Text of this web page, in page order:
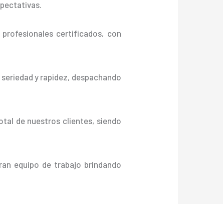
certificados, con
y rapidez, despachando
de nuestros clientes, siendo
equipo de trabajo brindando